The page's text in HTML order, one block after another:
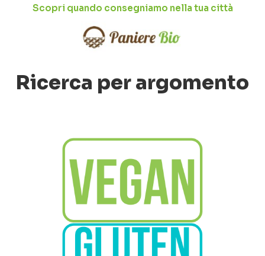
Scopri quando consegniamo nella tua città
Ricerca per argomento